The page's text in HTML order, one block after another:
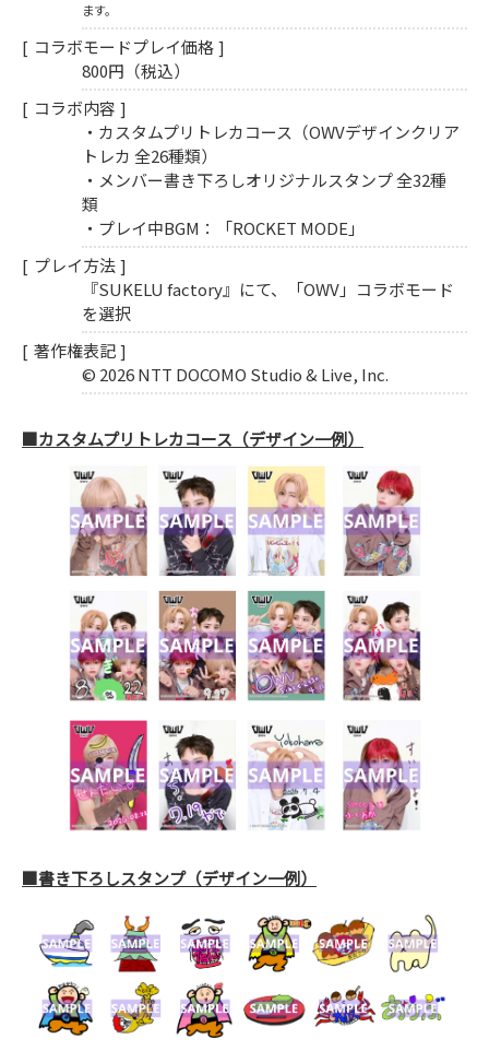
ます。
コラボモードプレイ価格
800円（税込）
コラボ内容
・カスタムプリトレカコース（OWVデザインクリア
トレカ 全26種類）
・メンバー書き下ろしオリジナルスタンプ 全32種
類
・プレイ中BGM：「ROCKET MODE」
プレイ方法
『SUKELU factory』にて、「OWV」コラボモード
を選択
著作権表記
© 2026 NTT DOCOMO Studio & Live, Inc.
■カスタムプリトレカコース（デザイン一例）
■書き下ろしスタンプ（デザイン一例）